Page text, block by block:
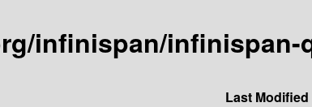
infinispan/infinispan-
Last Modified